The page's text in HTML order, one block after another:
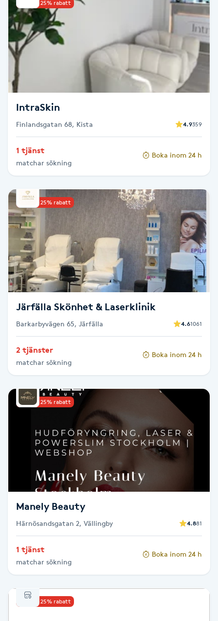
Reikihealing
Reiki massage
Restorative Yoga
Rosacea
Rosenmetoden
Ryggmassage
Samtalsterapi
Senioryoga
Shiatsu
Singelfransar
Sklerosering
Skäggfärgning
Skäggklippning
Skönhet
Slingor
Upp till 25% rabatt
IntraSkin
Finlandsgatan 68, Kista 4.9359
1 tjänst
matchar sökning
Boka inom 24 h
Upp till 25% rabatt
Järfälla Skönhet & Laserklinik
Barkarbyvägen 65, Järfälla 4.61061
2 tjänster
matchar sökning
Boka inom 24 h
Upp till 25% rabatt
Manely Beauty
Härnösandsgatan 2, Vällingby 4.881
1 tjänst
matchar sökning
Boka inom 24 h
Upp till 25% rabatt